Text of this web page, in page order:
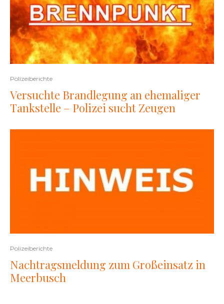
Polizeiberichte
Versuchte Brandlegung an ehemaliger
Tankstelle – Polizei sucht Zeugen
Polizeiberichte
Nachtragsmeldung zum Großeinsatz in
Meerbusch